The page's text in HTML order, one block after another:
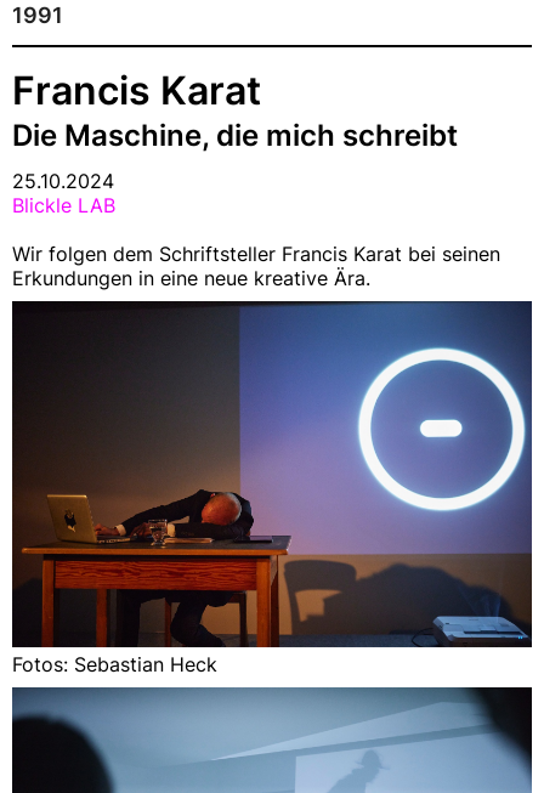
1991
Francis Karat
Die Maschine, die mich schreibt
25.10.2024
Blickle LAB
Wir folgen dem Schriftsteller Francis Karat bei seinen
Erkundungen in eine neue kreative Ära.
Fotos: Sebastian Heck